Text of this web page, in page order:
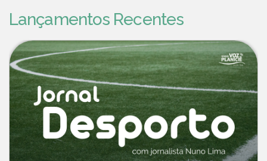
Lançamentos Recentes